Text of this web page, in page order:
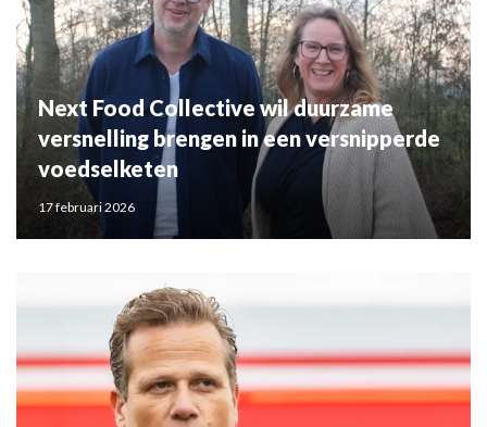
Next Food Collective wil duurzame
versnelling brengen in een versnipperde
voedselketen
17 februari 2026